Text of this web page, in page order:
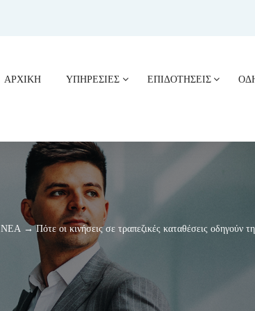
ΑΡΧΙΚΗ ΥΠΗΡΕΣΙΕΣ ΕΠΙΔΟΤΗΣΕΙΣ
ΝΕΑ → Πότε οι κινήσεις σε τραπεζικές καταθέσεις οδηγούν